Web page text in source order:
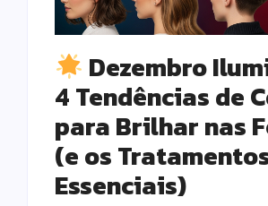
Dezembro
4 Tendências de
para Brilhar nas
(e os
Essenciais)